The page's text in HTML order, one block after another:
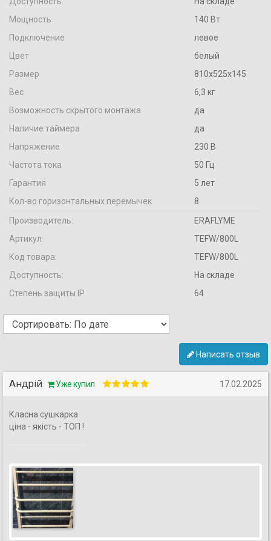
Мощность
140 Вт
Подключение
левое
Цвет
белый
Размер
810х525х145
Вес
6,3 кг
Возможность скрытого монтажа
да
Наличие таймера
да
Напряжение
230 В
Частота тока
50 Гц
Гарантия
5 лет
Кол-во горизонтальных перемычек
8
Производитель:
ERAFLYME
Артикул:
TEFW/800L
Код товара:
TEFW/800L
Доступность:
На складе
Степень защиты IP
64
Написать отзыв
Андрій Уже купил 17.02.2025
Класна сушкарка
ціна - якість - ТОП !